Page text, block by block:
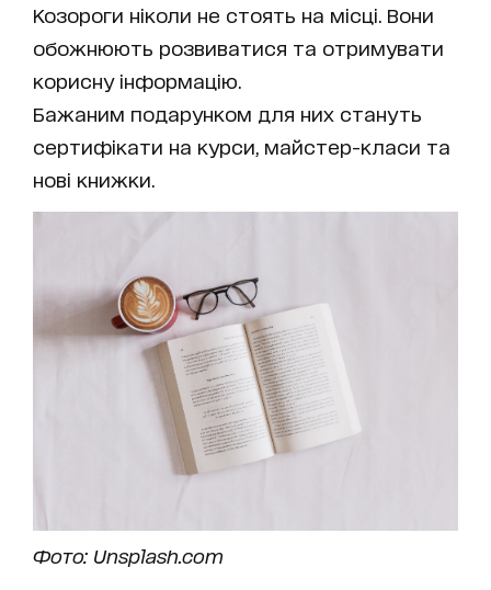
Козороги ніколи не стоять на місці. Вони
обожнюють розвиватися та отримувати
корисну інформацію.
Бажаним подарунком для них стануть
сертифікати на курси, майстер-класи та
нові книжки.
Фото: Unsplash.com